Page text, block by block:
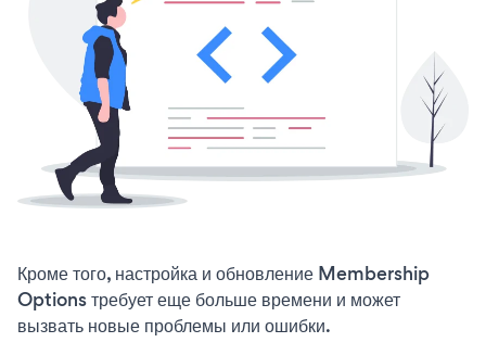
Кроме того, настройка и обновление Membership
Options требует еще больше времени и может
вызвать новые проблемы или ошибки.